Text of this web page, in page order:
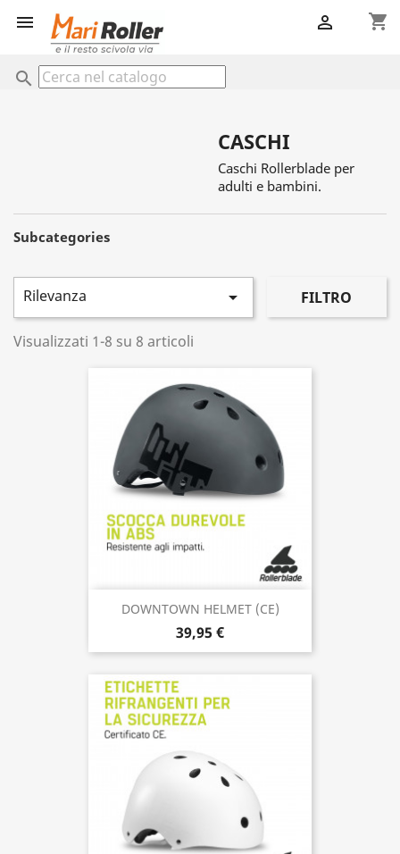
 shopping_cart

search
CASCHI
Caschi Rollerblade per
adulti e bambini.
Subcategories
Rilevanza  FILTRO
Visualizzati 1-8 su 8 articoli
DOWNTOWN HELMET (CE)
39,95 €